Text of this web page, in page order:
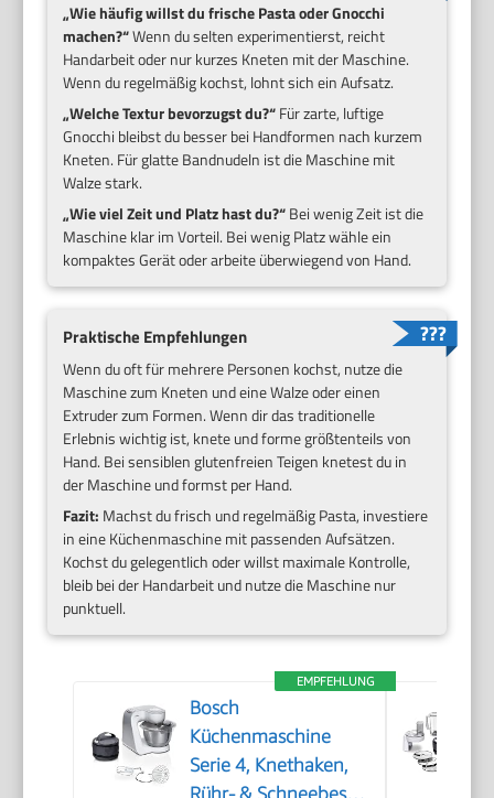
„Wie häufig willst du frische Pasta oder Gnocchi
machen?“Wenn du selten experimentierst, reicht
Handarbeit oder nur kurzes Kneten mit der Maschine.
Wenn du regelmäßig kochst, lohnt sich ein Aufsatz.
„Welche Textur bevorzugst du?“Für zarte, luftige
Gnocchi bleibst du besser bei Handformen nach kurzem
Kneten. Für glatte Bandnudeln ist die Maschine mit
Walze stark.
„Wie viel Zeit und Platz hast du?“Bei wenig Zeit ist die
Maschine klar im Vorteil. Bei wenig Platz wähle ein
kompaktes Gerät oder arbeite überwiegend von Hand.
Praktische Empfehlungen
Wenn du oft für mehrere Personen kochst, nutze die
Maschine zum Kneten und eine Walze oder einen
Extruder zum Formen. Wenn dir das traditionelle
Erlebnis wichtig ist, knete und forme größtenteils von
Hand. Bei sensiblen glutenfreien Teigen knetest du in
der Maschine und formst per Hand.
Fazit: Machst du frisch und regelmäßig Pasta, investiere
in eine Küchenmaschine mit passenden Aufsätzen.
Kochst du gelegentlich oder willst maximale Kontrolle,
bleib bei der Handarbeit und nutze die Maschine nur
punktuell.
EMPFEHLUNG
Bosch
Küchenmaschine
Serie 4, Knethaken,
Rühr- & Schneebesen